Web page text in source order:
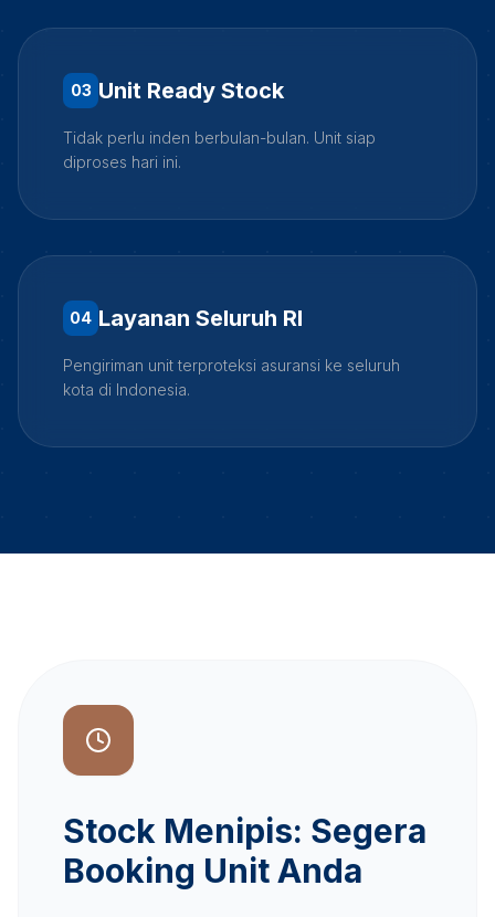
03 Unit Ready Stock
Tidak perlu inden berbulan-bulan. Unit siap
diproses hari ini.
04 Layanan Seluruh RI
Pengiriman unit terproteksi asuransi ke seluruh
kota di Indonesia.
Stock Menipis: Segera
Booking Unit Anda